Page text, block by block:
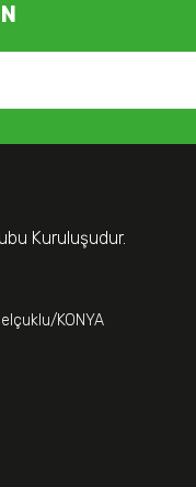
Kuruluşudur.
KONYA